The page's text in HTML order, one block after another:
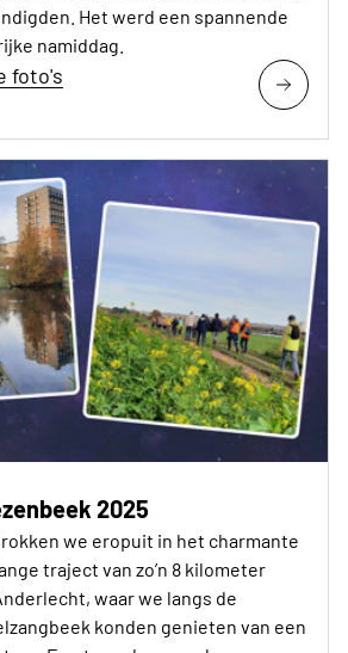
Het werd een spannende
namiddag.
foto's
2025
we eropuit in het charmante
traject van zo’n 8 kilometer
waar we langs de
konden genieten van een